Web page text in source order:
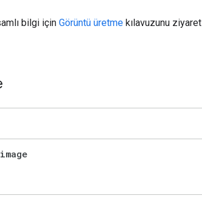
bilgi için Görüntü üretme kılavuzunu ziyaret